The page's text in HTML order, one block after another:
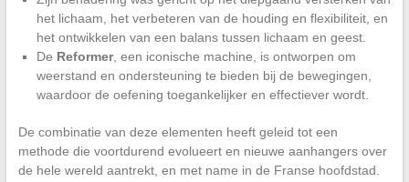
het lichaam, het verbeteren van de houding en flexibiliteit, en
het ontwikkelen van een balans tussen lichaam en geest.
De Reformer, een iconische machine, is ontworpen om
weerstand en ondersteuning te bieden bij de bewegingen,
waardoor de oefening toegankelijker en effectiever wordt.
De combinatie van deze elementen heeft geleid tot een
methode die voortdurend evolueert en nieuwe aanhangers over
de hele wereld aantrekt, en met name in de Franse hoofdstad.